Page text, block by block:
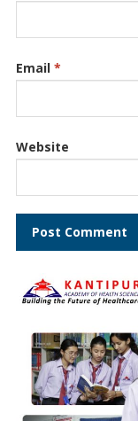
Email *
Website